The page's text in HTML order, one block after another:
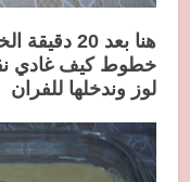
هنا بعد
خطوط كيف غادي
لوز وندخلها للفران